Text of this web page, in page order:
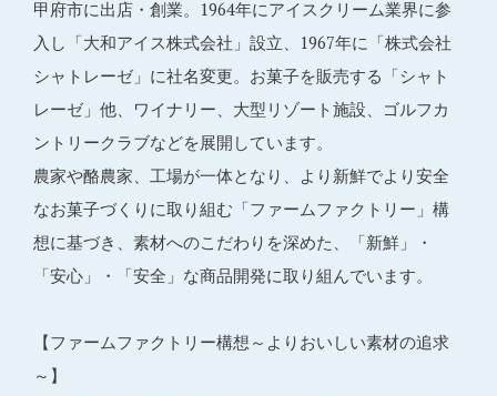
甲府市に出店・創業。1964年にアイスクリーム業界に参
入し「大和アイス株式会社」設立、1967年に「株式会社
シャトレーゼ」に社名変更。お菓子を販売する「シャト
レーゼ」他、ワイナリー、大型リゾート施設、ゴルフカ
ントリークラブなどを展開しています。
農家や酪農家、工場が一体となり、より新鮮でより安全
なお菓子づくりに取り組む「ファームファクトリー」構
想に基づき、素材へのこだわりを深めた、「新鮮」・
「安心」・「安全」な商品開発に取り組んでいます。
【ファームファクトリー構想～よりおいしい素材の追求
～】